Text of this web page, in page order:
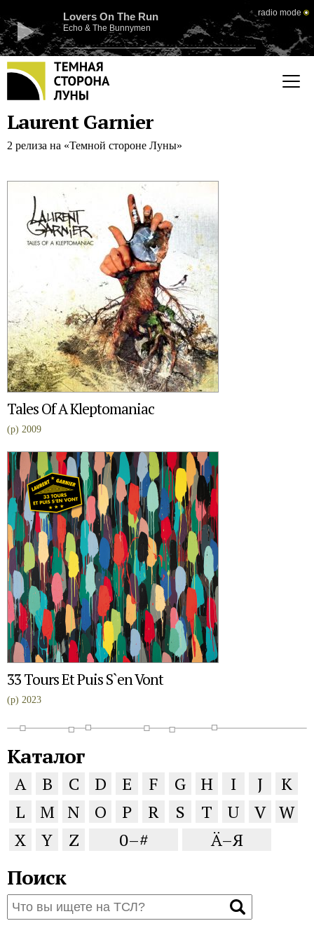
Lovers On The Run
Echo & The Bunnymen
radio mode
Laurent Garnier
2 релиза на «Темной стороне Луны»
Tales Of A Kleptomaniac
(p) 2009
33 Tours Et Puis S`en Vont
(p) 2023
Каталог
A B C D E F G H I J
K
L
M N O P R S T U V W
X
Y Z 0–# Ä–Я
Поиск